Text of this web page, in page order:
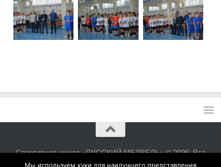
Спортивная школа «РУССКИЙ МЕДВЕДЬ» © 2026. Все
права защищены.
Мы используем куки для наилучшего представления